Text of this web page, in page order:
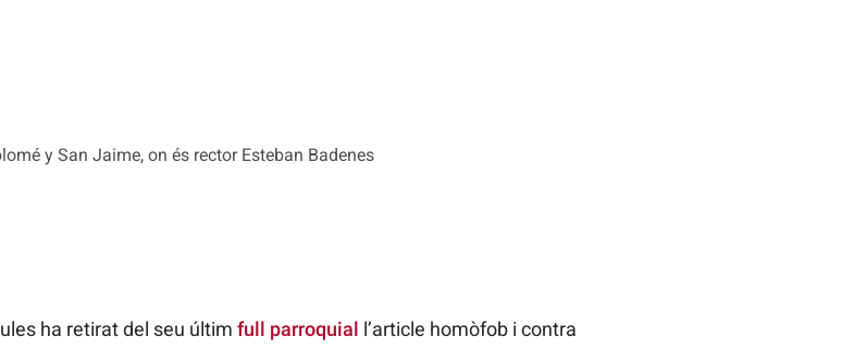
y San Jaime, on és rector Esteban Badenes
ha retirat del seu últim full parroquial l’article homòfob i contra